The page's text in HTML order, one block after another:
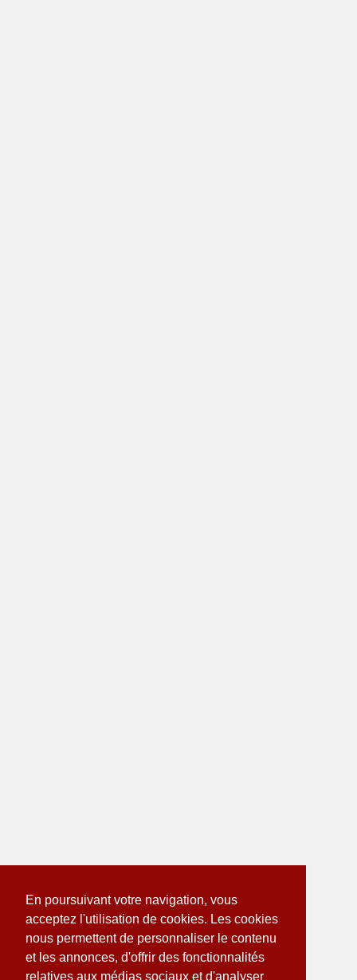
En poursuivant votre navigation, vous
acceptez l'utilisation de cookies. Les cookies
nous permettent de personnaliser le contenu
et les annonces, d'offrir des fonctionnalités
relatives aux médias sociaux et d'analyser